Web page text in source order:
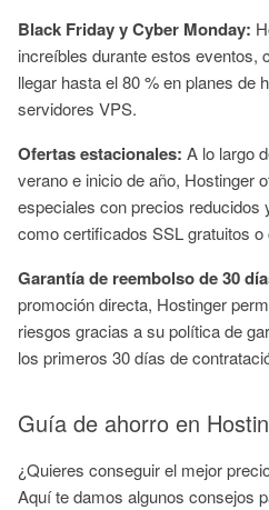
Black Friday y Cyber Monday:
increíbles durante estos eventos,
llegar hasta el 80 % en planes de
servidores VPS.
Ofertas estacionales: A lo largo
verano e inicio de año, Hostinger
especiales con precios reducidos
como certificados SSL gratuitos
Garantía de reembolso de 30
promoción directa, Hostinger
riesgos gracias a su política de
los primeros 30 días de
Guía de ahorro en
¿Quieres conseguir el mejor
Aquí te damos algunos consejos